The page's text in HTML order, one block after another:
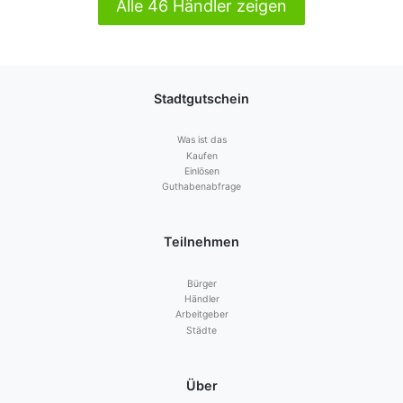
Alle 46 Händler zeigen
Stadtgutschein
Was ist das
Kaufen
Einlösen
Guthabenabfrage
Teilnehmen
Bürger
Händler
Arbeitgeber
Städte
Über